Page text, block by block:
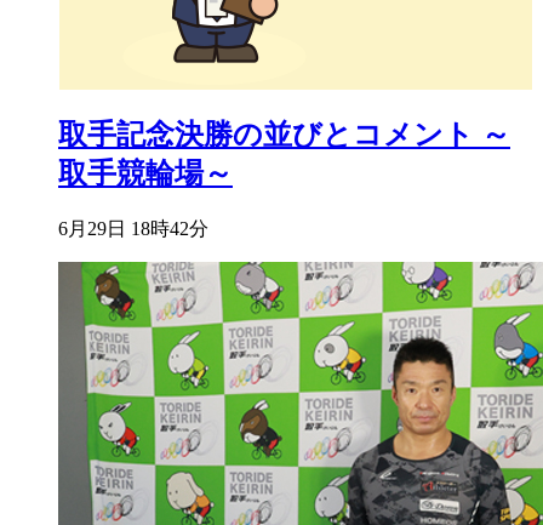
取手記念決勝の並びとコメント ～
取手競輪場～
6月29日 18時42分